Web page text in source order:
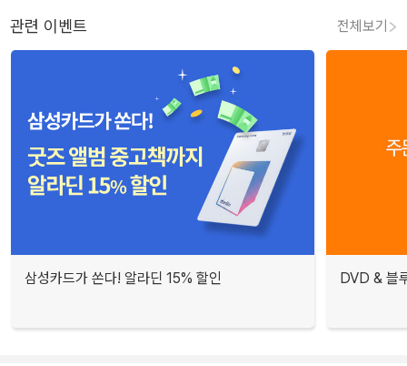
관련 이벤트 전체보기
삼성카드가 쏜다! 알라딘 15% 할인 DVD & 블